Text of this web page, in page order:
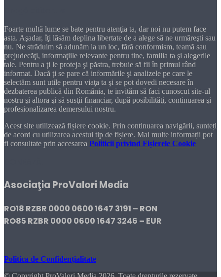
Foarte multă lume se bate pentru atenţia ta, dar noi nu putem face
asta. Aşadar, îţi lăsăm deplina libertate de a alege să ne urmăreşti sau
nu. Ne străduim să adunăm la un loc, fără conformism, teamă sau
prejudecăţi, informaţiile relevante pentru tine, familia ta şi alegerile
tale. Pentru a ţi le proteja şi păstra, trebuie să fii în primul rând
informat. Dacă ţi se pare că informările şi analizele pe care le
selectăm sunt utile pentru viaţa ta şi se pot dovedi necesare în
dezbaterea publică din România, te invităm să faci cunoscut site-ul
nostru şi altora şi să susţii financiar, după posibilităţi, continuarea şi
profesionalizarea demersului nostru.
Acest site utilizează fișiere cookie. Prin continuarea navigării, sunteți
de acord cu utilizarea acestui tip de fișiere. Mai multe informații pot
fi consultate prin accesarea Politicii privind Fișierele Cookie
Asociaţia ProValori Media
RO18 RZBR 0000 0600 1647 3191 – RON
RO85 RZBR 0000 0600 1647 3246 – EUR
Politica de Confidențialitate